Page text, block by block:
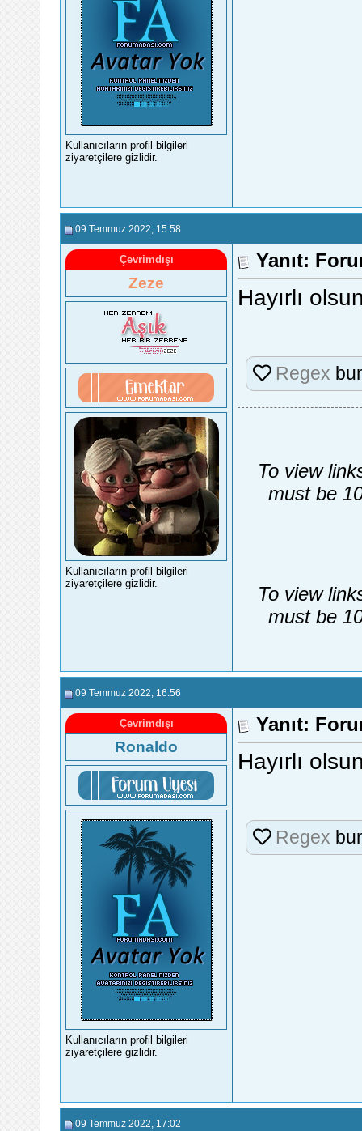
Kullanıcıların profil bilgileri
ziyaretçilere gizlidir.
09 Temmuz 2022 , 15:58
Çevrimdışı
Zeze
Kullanıcıların profil bilgileri
ziyaretçilere gizlidir.
Yanıt:
Hayırlı
Regex
To view
must be
To view
must be
09 Temmuz 2022 , 16:56
Çevrimdışı
Ronaldo
Kullanıcıların profil bilgileri
ziyaretçilere gizlidir.
Yanıt:
Hayırlı
Regex
09 Temmuz 2022 , 17:02